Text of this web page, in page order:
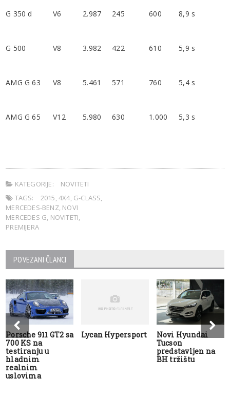
G 350 d V6 2.987 245 600 8,9 s
G 500 V8 3.982 422 610 5,9 s
AMG G 63 V8 5.461 571 760 5,4 s
AMG G 65 V12 5.980 630 1.000 5,3 s
KATEGORIJE:
NOVITETI
TAGS:
2015,4X4, G-CLASS,
MERCEDES-BENZ, NOVI
MERCEDES G, NOVITETI,
PREMIJERA
POVEZANI ČLANCI
Porsche 911 GT2 sa
700 KS na
testiranju u
hladnim
realnim
uslovima
Lycan Hypersport
Novi Hyundai
Tucson
predstavljen na
BH tržištu